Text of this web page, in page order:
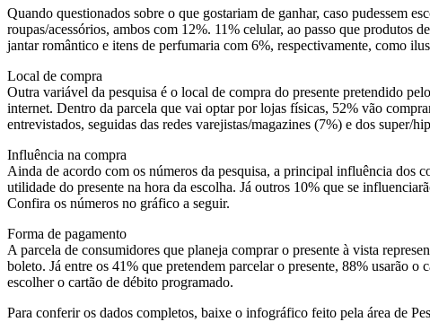
Quando questionados sobre o que gostariam de ganhar, caso pudessem
roupas/acessórios, ambos com 12%. 11% celular, ao passo que produtos
jantar romântico e itens de perfumaria com 6%, respectivamente, como
Local de compra
Outra variável da pesquisa é o local de compra do presente pretendido
internet. Dentro da parcela que vai optar por lojas físicas, 52% vão
entrevistados, seguidas das redes varejistas/magazines (7%) e dos
Influência na compra
Ainda de acordo com os números da pesquisa, a principal influência dos
utilidade do presente na hora da escolha. Já outros 10% que se
Confira os números no gráfico a seguir.
Forma de pagamento
A parcela de consumidores que planeja comprar o presente à vista
boleto. Já entre os 41% que pretendem parcelar o presente, 88% usarão
escolher o cartão de débito programado.
Para conferir os dados completos, baixe o infográfico feito pela área de